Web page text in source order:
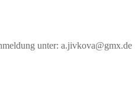
unter: a.jivkova@gmx.de